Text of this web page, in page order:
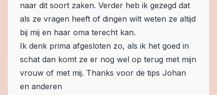
naar dit soort zaken. Verder heb ik gezegd dat
als ze vragen heeft of dingen wilt weten ze altijd
bij mij en haar oma terecht kan.
Ik denk prima afgesloten zo, als ik het goed in
schat dan komt ze er nog wel op terug met mijn
vrouw of met mij. Thanks voor de tips Johan
en anderen